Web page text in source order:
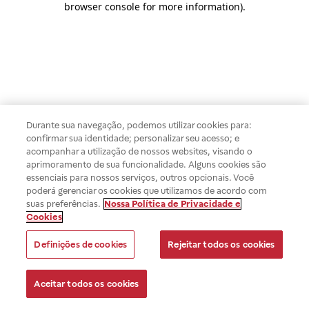
browser console for more information).
Durante sua navegação, podemos utilizar cookies para:
confirmar sua identidade; personalizar seu acesso; e
acompanhar a utilização de nossos websites, visando o
aprimoramento de sua funcionalidade. Alguns cookies são
essenciais para nossos serviços, outros opcionais. Você
poderá gerenciar os cookies que utilizamos de acordo com
suas preferências. Nossa Política de Privacidade e
Cookies
Definições de cookies Rejeitar todos os cookies
Aceitar todos os cookies